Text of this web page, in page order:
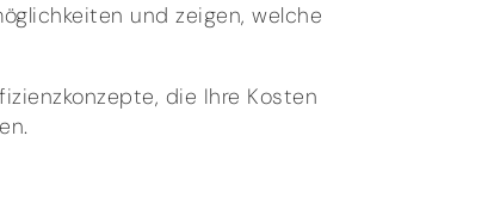
und zeigen, welche
die Ihre Kosten